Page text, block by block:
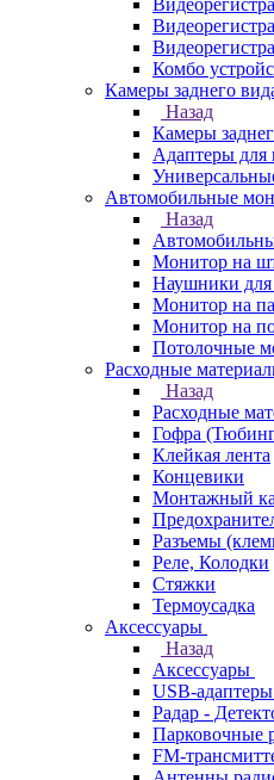
Комбо
Камеры заднего
Назад
Камеры
Адаптеры для
Автомобильные
Назад
Монитор на
Наушники для
Монитор на
Монитор на
Потолочные
Расходные
Назад
Расходные
Гофра
Клейкая лента
Концевики
Монтажный
Разъемы
Реле, Колодки
Стяжки
Термоусадка
Аксессуары
Назад
Аксессуары
USB-
Радар -
Парковочные
FM-